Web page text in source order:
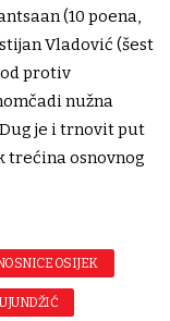
(10 poena,
Vladović (šest
protiv
nužna
je i trnovit put
trećina osnovnog
OSIJEK